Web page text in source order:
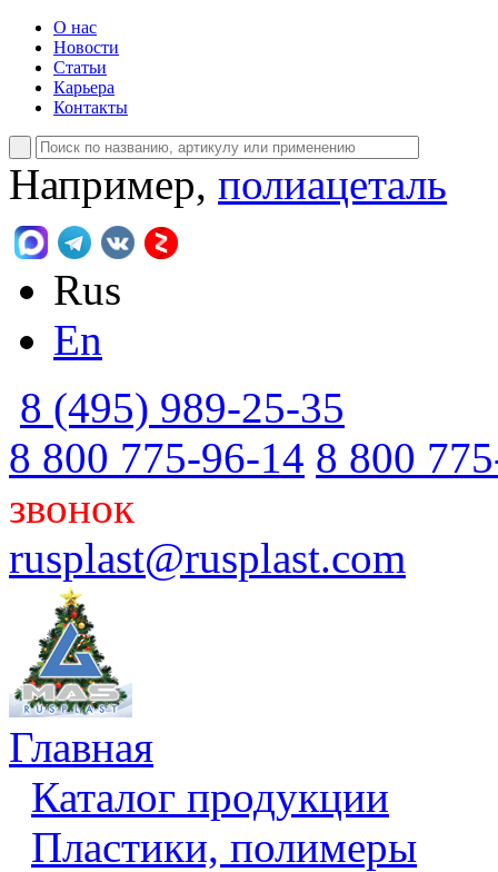
О нас
Новости
Статьи
Карьера
Контакты
Например, полиацеталь
Rus
En
8 (495) 989-25-35
8 800 775-96-14 8 800
звонок
rusplast@rusplast.com
Главная
Каталог продукции
Пластики, полимеры